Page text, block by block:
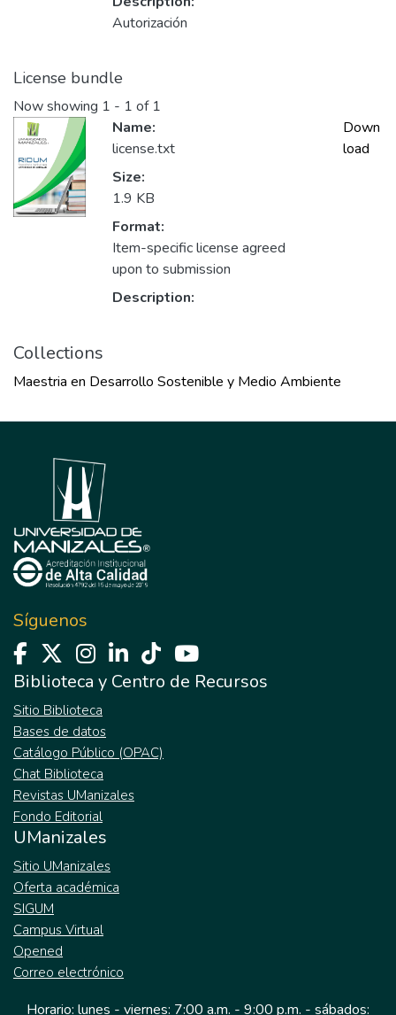
Autorización
License bundle
Now showing 1 - 1 of 1
Name:
license.txt
Size:
1.9 KB
Format:
Item-specific license agreed
upon to submission
Description:
Down
load
Collections
Maestria en Desarrollo Sostenible y Medio Ambiente
Síguenos
Biblioteca y Centro de Recursos
Sitio Biblioteca
Bases de datos
Catálogo Público (OPAC)
Chat Biblioteca
Revistas UManizales
Fondo Editorial
UManizales
Sitio UManizales
Oferta académica
SIGUM
Campus Virtual
Opened
Correo electrónico
Horario: lunes - viernes: 7:00 a.m. - 9:00 p.m. - sábados: